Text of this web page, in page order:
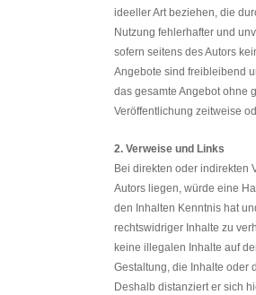
ideeller Art beziehen, die
Nutzung fehlerhafter und
sofern seitens des Autors
Angebote sind freibleibend
das gesamte Angebot ohne
Veröffentlichung zeitweise
2. Verweise und Links
Bei direkten oder indirekten
Autors liegen, würde eine
den Inhalten Kenntnis hat
rechtswidriger Inhalte zu
keine illegalen Inhalte auf
Gestaltung, die Inhalte oder
Deshalb distanziert er sich